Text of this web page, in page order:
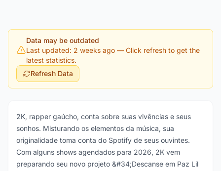
Data may be outdated
Last updated: 2 weeks ago — Click refresh to get the
latest statistics.
Refresh Data
2K, rapper gaúcho, conta sobre suas vivências e seus
sonhos. Misturando os elementos da música, sua
originalidade toma conta do Spotify de seus ouvintes.
Com alguns shows agendados para 2026, 2K vem
preparando seu novo projeto &#34;Descanse em Paz Lil